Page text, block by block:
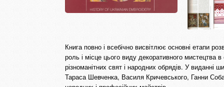
Книга повно і всебічно висвітлює основні етапи
роль і місце цього виду декоративного мистецтва
різноманітних свят і народних обрядів. У виданні
Тараса Шевченка, Василя Кричевського, Ганни